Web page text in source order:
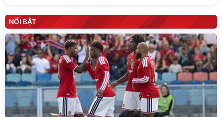
NỔI BẬT